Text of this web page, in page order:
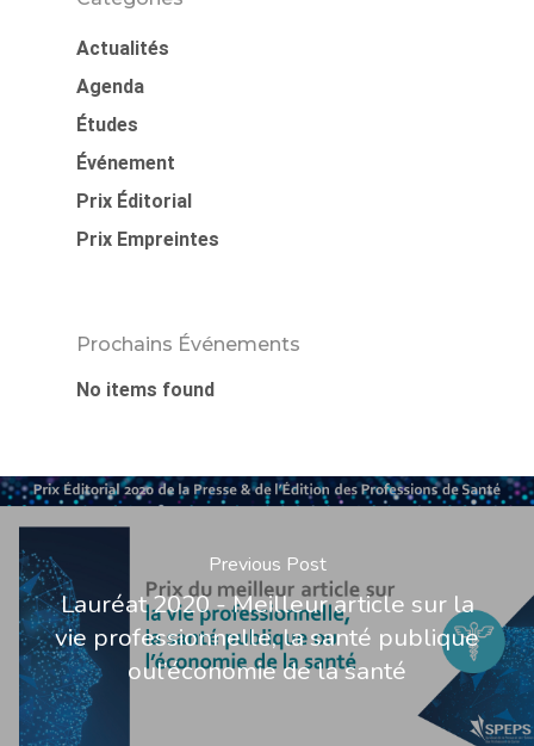
Actualités
Agenda
Études
Événement
Prix Éditorial
Prix Empreintes
Prochains Événements
No items found
Previous Post
Lauréat 2020 - Meilleur article sur la
vie professionnelle, la santé publique
oul’économie de la santé